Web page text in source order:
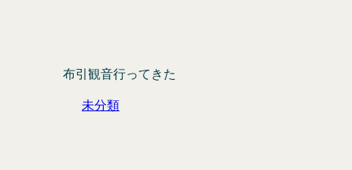
布引観音行ってきた
未分類